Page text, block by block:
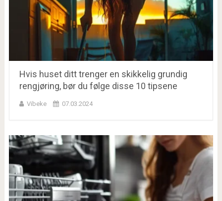
Hvis huset ditt trenger en skikkelig grundig
rengjøring, bør du følge disse 10 tipsene
Vibeke 07.03.2024